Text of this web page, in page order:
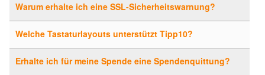
Warum erhalte ich eine SSL-Sicherheitswarnung?
Welche Tastaturlayouts unterstützt Tipp10?
Erhalte ich für meine Spende eine Spendenquittung?